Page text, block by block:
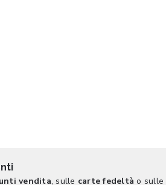
vendita, sulle carte fedeltà o sulle